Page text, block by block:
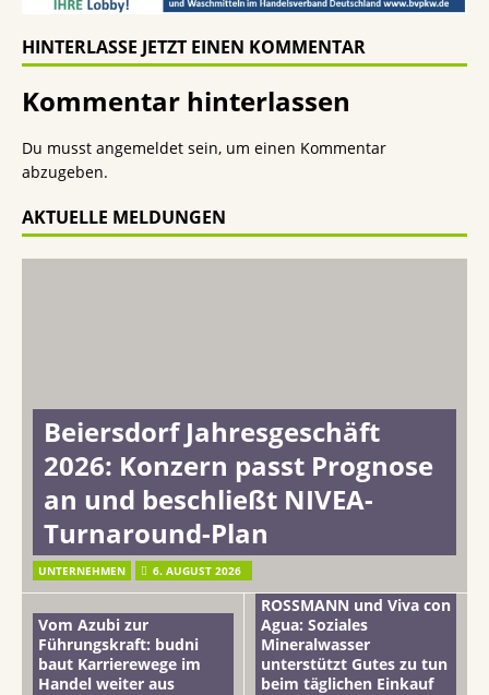
HINTERLASSE JETZT EINEN KOMMENTAR
Kommentar hinterlassen
Du musst angemeldet sein, um einen Kommentar
abzugeben.
AKTUELLE MELDUNGEN
Beiersdorf Jahresgeschäft
2026: Konzern passt Prognose
an und beschließt NIVEA-
Turnaround-Plan
UNTERNEHMEN 6. AUGUST 2026
Vom Azubi zur
Führungskraft: budni
baut Karrierewege im
Handel weiter aus
ROSSMANN und Viva con
Agua: Soziales
Mineralwasser
unterstützt Gutes zu tun
beim täglichen Einkauf